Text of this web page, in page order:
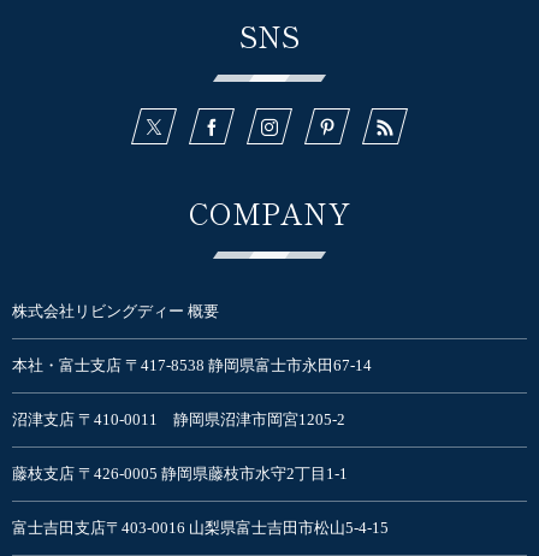
SNS
COMPANY
株式会社リビングディー 概要
本社・富士支店 〒417-8538 静岡県富士市永田67-14
沼津支店 〒410-0011 静岡県沼津市岡宮1205-2
藤枝支店 〒426-0005 静岡県藤枝市水守2丁目1-1
富士吉田支店〒403-0016 山梨県富士吉田市松山5-4-15